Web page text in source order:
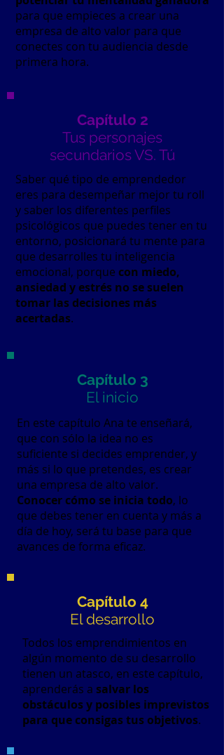
para que empieces a crear una
empresa de alto valor para que
conectes con tu audiencia desde
primera hora.
Capítulo 2
Tus personajes
secundarios VS. Tú
Saber qué tipo de emprendedor
eres para desempeñar mejor tu roll
y saber los diferentes perfiles
psicológicos que puedes tener en tu
entorno, posicionará tu mente para
que desarrolles tu inteligencia
emocional, porque con miedo,
ansiedad y estrés no se suelen
tomar las decisiones más
acertadas.
Capítulo 3
El inicio
En este capítulo Ana te enseñará,
que con sólo la idea no es
suficiente si decides emprender, y
más si lo que pretendes, es crear
una empresa de alto valor.
Conocer cómo se inicia todo, lo
que debes tener en cuenta y más a
día de hoy, será tu base para que
avances de forma eficaz.
Capítulo 4
El desarrollo
Todos los emprendimientos en
algún momento de su desarrollo
tienen un atasco, en este capítulo,
aprenderás a salvar los
obstáculos y posibles imprevistos
para que consigas tus objetivos.